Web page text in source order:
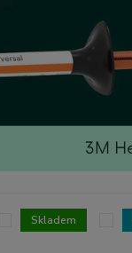
Skladem